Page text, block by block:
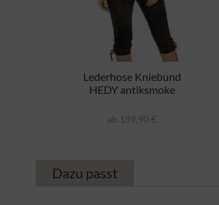
Lederhose Kniebund
HEDY antiksmoke
ab 189,90 €
Dazu passt